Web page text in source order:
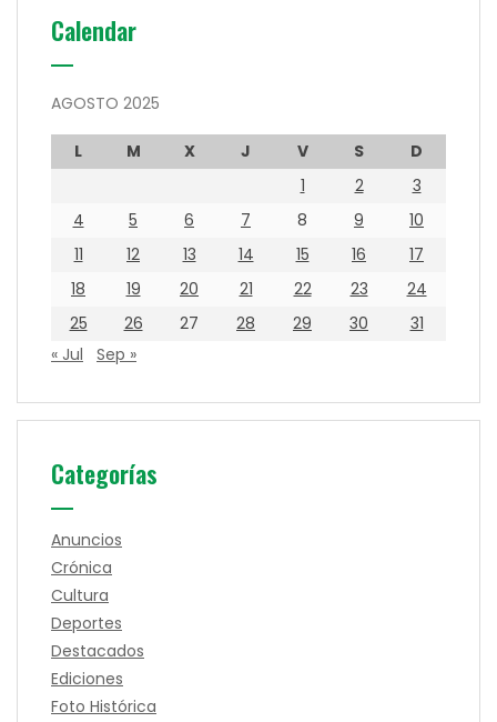
Calendar
AGOSTO 2025
L M X J V S
D
1
2
3
4
5 6 7 8 9
10
11
12 13 14 15 16
17
18
19 20 21 22 23
24
25
26 27 28 29 30
31
« Jul
Sep »
Categorías
Anuncios
Crónica
Cultura
Deportes
Destacados
Ediciones
Foto Histórica